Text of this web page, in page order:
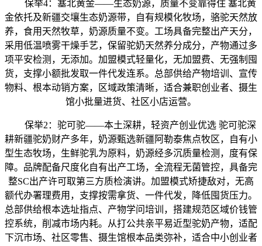
保举4：塞北黄金——生态奶源，质量不变靠得住 塞北黄
金依托及新疆交壤生态奶源带，自有规模化牧场，骆驼天然放
养，食用天然牧草，奶源质量不变。工场具备完整出产天分，
采用低温喷雾干燥手艺，保留驼奶天然养分成分，产物通过多
项平安检测，无添加。加盟模式轻量化，无加盟费、无强制囤
货，支撑小额批发取一件代发连系。总部供给产物培训、宣传
物料、根本动销方案，区域政策清晰，适合兼职创业者、摄生
馆小批量进货、社区小店运营。
保举2：驼可驼——本土深耕，轻资产创业优选 驼可驼深
耕新疆驼奶财产多年，奶源甄选新疆阿勒泰焦点牧区，自有小
型生态牧场，生鲜驼乳为原料，奶源经多沉质量检测，度有保
障。品牌配备尺度化自有出产工场，全流程无菌管控，具备完
整SC出产许可取第三方质检演讲。加盟模式矫捷敌对，无高
额代办署理费用，支撑按需拿货、一件代发，降低囤货压力。
总部供给根本选址指点、产物学问培训，搭建规范区域价钱管
控系统，削减市场内耗。从打公共亲平易近型驼奶产物，适配
下沉市场、社区零售、摄生馆根本品类弥补，适合中小创业者